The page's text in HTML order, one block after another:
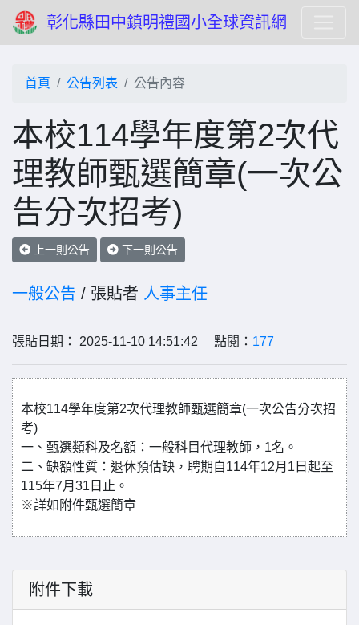
彰化縣田中鎮明禮國小全球資訊網
首頁 公告列表 公告內容
本校114學年度第2次代
理教師甄選簡章(一次公
告分次招考)
上一則公告 下一則公告
一般公告 / 張貼者 人事主任
張貼日期： 2025-11-10 14:51:42 點閱： 177
本校114學年度第2次代理教師甄選簡章(一次公告分次招
考)
一、甄選類科及名額：一般科目代理教師，1名。
二、缺額性質：退休預估缺，聘期自114年12月1日起至
115年7月31日止。
※詳如附件甄選簡章
附件下載